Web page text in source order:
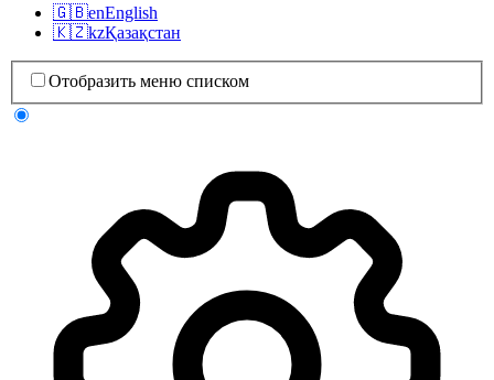
🇬🇧enEnglish
🇰🇿kzҚазақстан
Отобразить меню списком